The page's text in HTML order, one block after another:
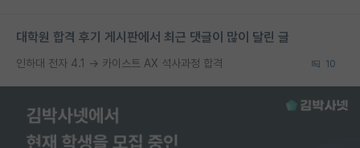
대학원 합격 후기 게시판에서 최근 댓글이 많이 달린 글
인하대 전자 4.1 → 카이스트 AX 석사과정 합격 10